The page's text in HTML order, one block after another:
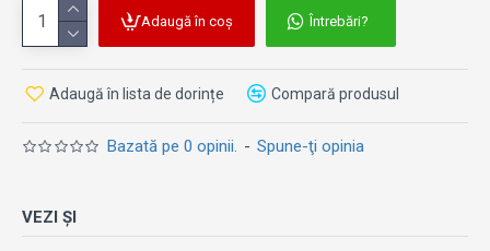
Bazată pe 0 opinii. - Spune-ţi opinia
Adaugă în coș Întrebări?
Adaugă în lista de dorințe Compară produsul
VEZI ȘI